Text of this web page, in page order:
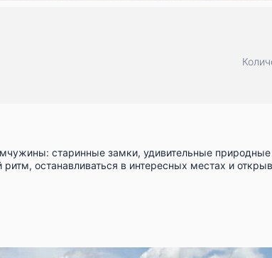
старинные замки, удивительные природные
останавливаться в интересных местах и